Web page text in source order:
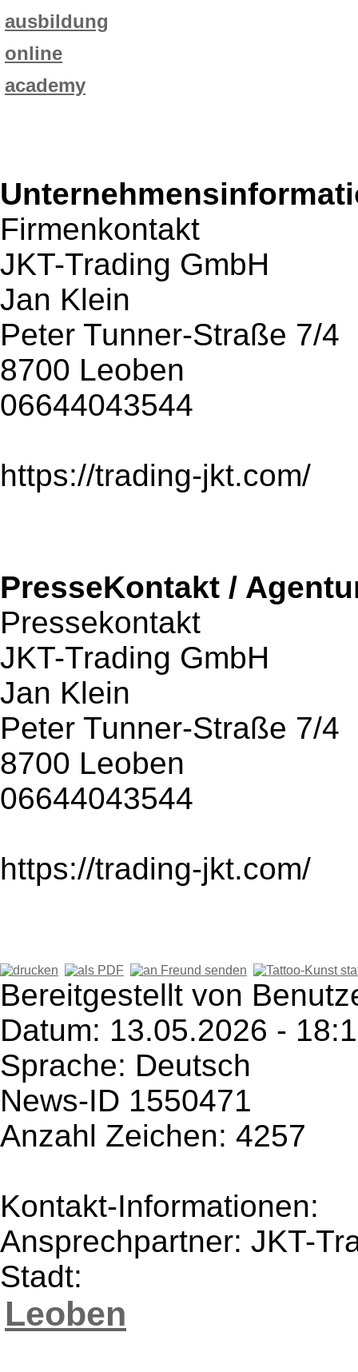
ausbildung
online
academy
Firmenkontakt
JKT-Trading GmbH
Jan Klein
Peter Tunner-Straße 7/4
8700 Leoben
06644043544
https://trading-jkt.com/
PresseKontakt /
Pressekontakt
JKT-Trading GmbH
Jan Klein
Peter Tunner-Straße 7/4
8700 Leoben
06644043544
https://trading-jkt.com/
Bereitgestellt von
Datum: 13.05.2026 -
Sprache: Deutsch
News-ID 1550471
Anzahl Zeichen: 4257
Kontakt-Informationen:
Ansprechpartner: JKT-
Stadt:
Leoben